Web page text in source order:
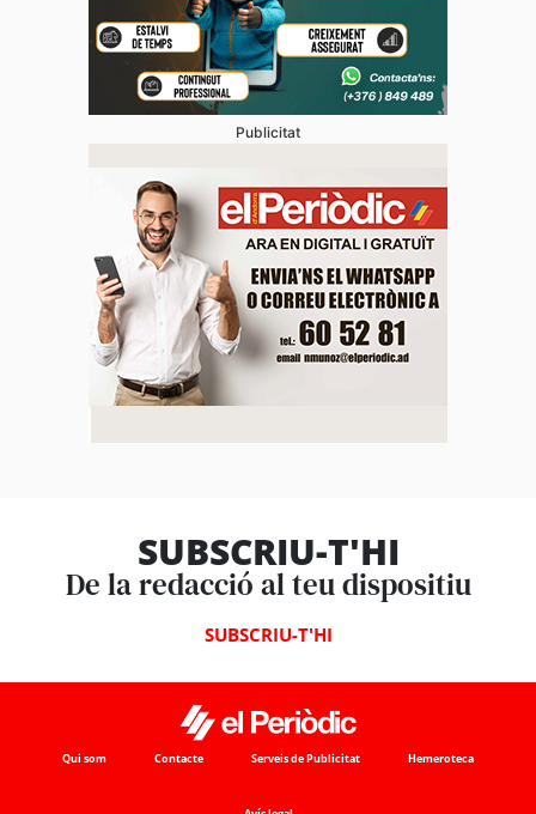
Publicitat
SUBSCRIU-T'HI
De la redacció al teu dispositiu
SUBSCRIU-T'HI
Qui som Contacte Serveis de Publicitat Hemeroteca